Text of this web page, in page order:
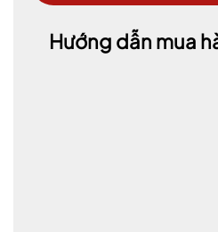
Hướng dẫn mua